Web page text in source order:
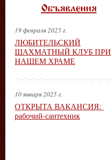
Объявления
19 февраля 2025 г.
ЛЮБИТЕЛЬСКИЙ
ШАХМАТНЫЙ КЛУБ ПРИ
НАШЕМ ХРАМЕ
10 января 2025 г.
ОТКРЫТА ВАКАНСИЯ:
рабочий-сантехник